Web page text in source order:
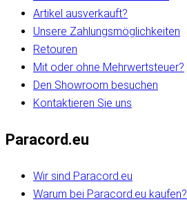
Artikel ausverkauft?
Unsere Zahlungsmöglichkeiten
Retouren
Mit oder ohne Mehrwertsteuer?
Den Showroom besuchen
Kontaktieren Sie uns
Paracord.eu
Wir sind Paracord.eu
Warum bei Paracord.eu kaufen?